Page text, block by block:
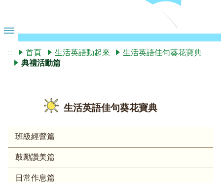
::: 首頁 生活英語動起來
生活英語佳句葵花寶典
典禮活動篇
生活英語佳句葵花寶典
班級經營篇
鼓勵讚美篇
日常作息篇